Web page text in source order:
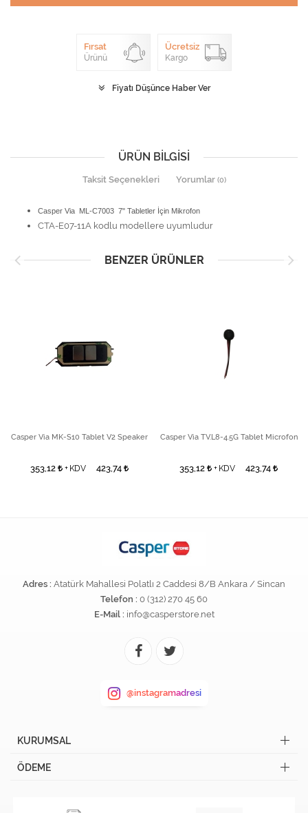
Fırsat
Ürünü
Ücretsiz
Kargo
Fiyatı Düşünce Haber Ver
ÜRÜN BILGISI
Taksit Seçenekleri Yorumlar (0)
Casper Via ML-C7003 7" Tabletler İçin Mikrofon
CTA-E07-11A kodlu modellere uyumludur
BENZER ÜRÜNLER
Casper Via MK-S10 Tablet V2 Speaker
353,12 + KDV 423,74
Casper Via TV.L8-4.5G Tablet Microfon
353,12 + KDV 423,74
Adres : Atatürk Mahallesi Polatlı 2 Caddesi 8/B Ankara / Sincan
Telefon : 0 (312) 270 45 60
E-Mail : info@casperstore.net
@instagramadresi
KURUMSAL
ÖDEME